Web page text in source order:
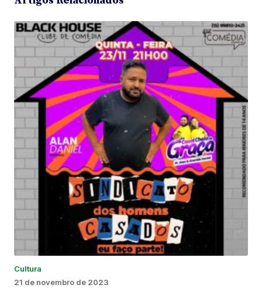
Cultura
21 de novembro de 2023